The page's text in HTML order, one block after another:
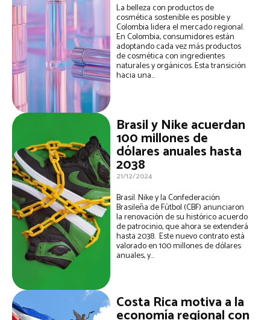
La belleza con productos de
cosmética sostenible es posible y
Colombia lidera el mercado regional.
En Colombia, consumidores están
adoptando cada vez más productos
de cosmética con ingredientes
naturales y orgánicos. Esta transición
hacia una...
Brasil y Nike acuerdan
100 millones de
dólares anuales hasta
2038
21/12/2024
Brasil. Nike y la Confederación
Brasileña de Fútbol (CBF) anunciaron
la renovación de su histórico acuerdo
de patrocinio, que ahora se extenderá
hasta 2038. Este nuevo contrato está
valorado en 100 millones de dólares
anuales, y...
Costa Rica motiva a la